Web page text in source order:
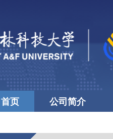
首页
公司简介